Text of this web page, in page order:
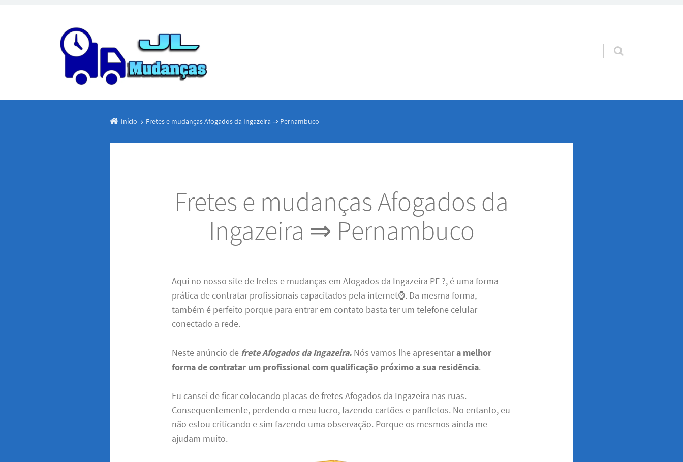
Pular para o conteúdo
Início Fretes e mudanças Afogados da Ingazeira ⇒ Pernambuco
Fretes e mudanças Afogados da
Ingazeira ⇒ Pernambuco
Aqui no nosso site de fretes e mudanças em Afogados da Ingazeira PE ?, é uma forma
prática de contratar profissionais capacitados pela internet⌚. Da mesma forma,
também é perfeito porque para entrar em contato basta ter um telefone celular
conectado a rede.
Neste anúncio de frete Afogados da Ingazeira. Nós vamos lhe apresentara melhor
forma de contratar um profissional com qualificação próximo a sua residência.
Eu cansei de ficar colocando placas de fretes Afogados da Ingazeira nas ruas.
Consequentemente, perdendo o meu lucro, fazendo cartões e panfletos. No entanto, eu
não estou criticando e sim fazendo uma observação. Porque os mesmos ainda me
ajudam muito.